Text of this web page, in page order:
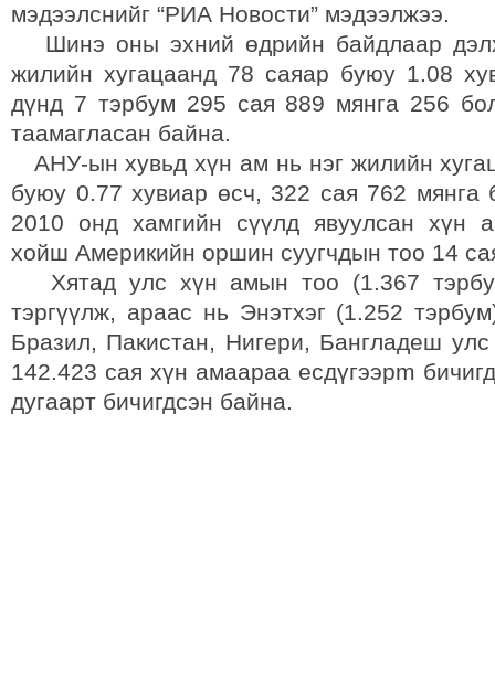
мэдээлснийг “РИА Новости” мэдээлжээ.
Шинэ оны эхний өдрийн байдлаар
жилийн хугацаанд 78 саяар буюу 1.08
дүнд 7 тэрбум 295 сая 889 мянга 256
таамагласан байна.
АНУ-ын хувьд хүн ам нь нэг жилийн
буюу 0.77 хувиар өсч, 322 сая 762 мянга
2010 онд хамгийн сүүлд явуулсан хүн
хойш Америкийн оршин суугчдын тоо 14
Хятад улс хүн амын тоо (1.367
тэргүүлж, араас нь Энэтхэг (1.252
Бразил, Пакистан, Нигери, Бангладеш
142.423 сая хүн амаараа есдүгээрm
дугаарт бичигдсэн байна.